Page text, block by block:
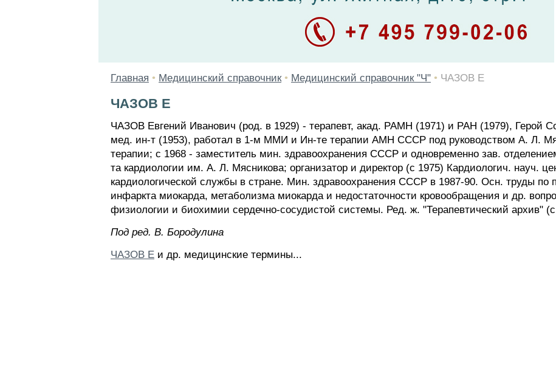
Главная • Медицинский справочник • Медицинский справочник "Ч" • ЧАЗОВ Е
ЧАЗОВ Е
ЧАЗОВ Евгений Иванович (род. в 1929) - терапевт, акад. РАМН (1971) и РАН (1979), Герой
мед. ин-т (1953), работал в 1-м ММИ и Ин-те терапии АМН СССР под руководством А. Л.
терапии; с 1968 - заместитель мин. здравоохранения СССР и одновременно зав.
та кардиологии им. А. Л. Мясникова; организатор и директор (с 1975) Кардиологич. науч.
кардиологической службы в стране. Мин. здравоохранения СССР в 1987-90. Осн. труды по
инфаркта миокарда, метаболизма миокарда и недостаточности кровообращения и др.
физиологии и биохимии сердечно-сосудистой системы. Ред. ж. "Терапевтический архив"
Пoд peд. B. Бopoдyлинa
ЧАЗОВ Е и др. медицинские термины...